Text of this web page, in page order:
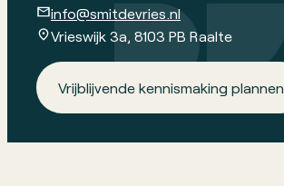
info@smitdevries.nl
Vrieswijk 3a, 8103 PB Raalte
Vrijblijvende kennismaking plannen